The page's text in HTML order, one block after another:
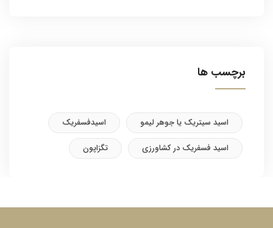
برچسب ها
اسید سیتریک یا جوهر لیمو
اسیدفسفریک
اسید فسفریک در کشاورزی
تگزاپون